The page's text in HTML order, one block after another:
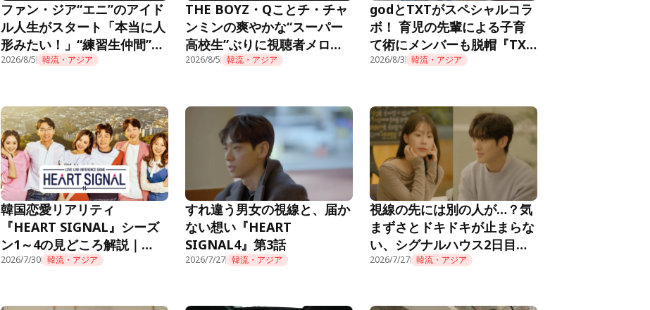
ファン・ジア“エニ”のアイド
ル人生がスタート「本当に人
形みたい！」“練習生仲間”も
話題に＜推しデビュー＞
2026/8/5 韓流・アジア
THE BOYZ・Qことチ・チャ
ンミンの爽やかな“スーパー
高校生”ぶりに視聴者メロメ
ロ「制服似合ってる」＜推し
2026/8/5 韓流・アジア
godとTXTがスペシャルコラ
ボ！ 育児の先輩による子育
て術にメンバーも脱帽『TXT
の育児日記』第10話
2026/8/3 韓流・アジア
韓国恋愛リアリティ
『HEART SIGNAL』シーズ
ン1～4の見どころ解説｜
Lemino公式
2026/7/30 韓流・アジア
すれ違う男女の視線と、届か
ない想い『HEART
SIGNAL4』第3話
2026/7/27 韓流・アジア
視線の先には別の人が…？気
まずさとドキドキが止まらな
い、シグナルハウス2日目の
朝『HEART SIGNAL4』第2
2026/7/27 韓流・アジア